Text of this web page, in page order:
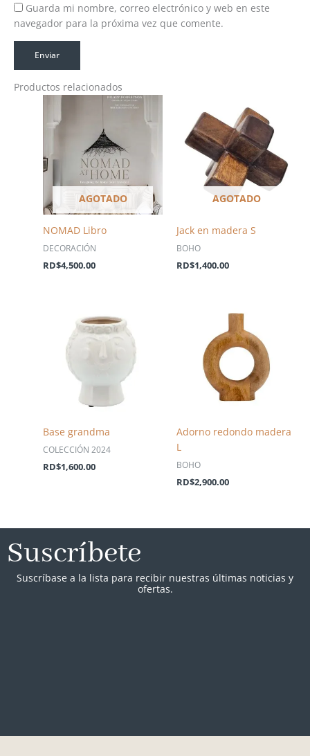
Guarda mi nombre, correo electrónico y web en este
navegador para la próxima vez que comente.
Productos relacionados
AGOTADO
NOMAD Libro
DECORACIÓN
RD$4,500.00
AGOTADO
Jack en madera S
BOHO
RD$1,400.00
Base grandma
COLECCIÓN 2024
RD$1,600.00
Adorno redondo madera
L
BOHO
RD$2,900.00
Suscríbete
Suscríbase a la lista para recibir nuestras últimas noticias y
ofertas.